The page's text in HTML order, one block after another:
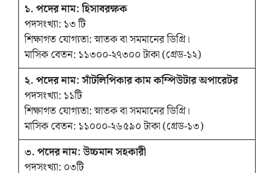
১. পদের নাম: হিসাবরক্ষক
পদসংখ্যা: ১৩ টি
শিক্ষাগত যোগ্যতা: স্নাতক বা সমমানের ডিগ্রি।
মাসিক বেতন: ১১৩০০-২৭৩০০ টাকা (গ্রেড-১২)
২. পদের নাম: সাঁটলিপিকার কাম কম্পিউটার অপারেটর
পদসংখ্যা: ১১টি
শিক্ষাগত যোগ্যতা: স্নাতক বা সমমানের ডিগ্রি।
মাসিক বেতন: ১১০০০-২৬৫৯০ টাকা (গ্রেড-১৩)
৩. পদের নাম: উচ্চমান সহকারী
পদসংখ্যা: ০৩টি